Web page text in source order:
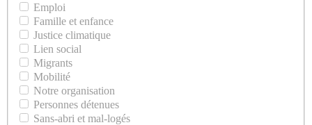
Emploi
Famille et enfance
Justice climatique
Lien social
Migrants
Mobilité
Notre organisation
Personnes détenues
Sans-abri et mal-logés